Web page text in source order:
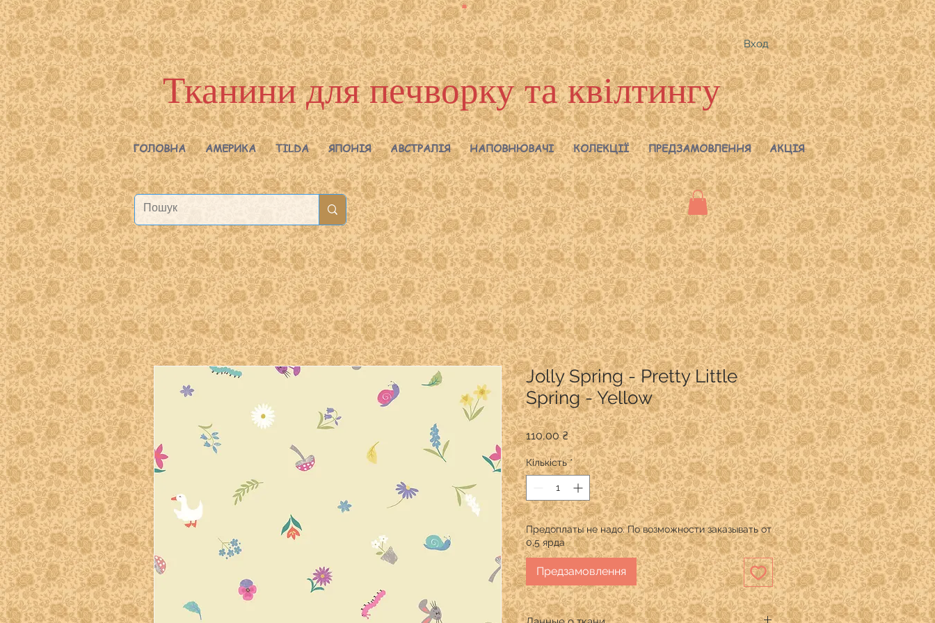
Вход
Тканини для печворку та квілтингу
ГОЛОВНА АМЕРИКА TILDA ЯПОНІЯ АВСТРАЛІЯ НАПОВНЮВАЧІ КОЛЕКЦІЇ ПРЕДЗАМОВЛЕННЯ АКЦІЯ
Jolly Spring - Pretty Little
Spring - Yellow
110,00 ₴Ціна
Кількість *
Предоплаты не надо. По возможности заказывать от
0,5 ярда
Предзамовлення